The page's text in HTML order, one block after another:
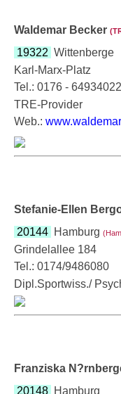
Waldemar Becker
19322 Wittenberge
Karl-Marx-Platz
Tel.: 0176 - 64934022
TRE-Provider
Web.:
Stefanie-Ellen
20144 Hamburg
Grindelallee 184
Tel.: 0174/9486080
Dipl.Sportwiss./
Franziska
20148 Hamburg